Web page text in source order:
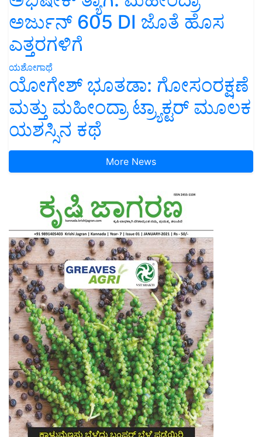
ಅರ್ಜುನ್ 605 DI ಜೊತೆ ಹೊಸ
ಎತ್ತರಗಳಿಗೆ
ಯಶೋಗಾಥೆ
ಯೋಗೇಶ್ ಭೂತಡಾ: ಗೋಸಂರಕ್ಷಣೆ
ಮತ್ತು ಮಹೀಂದ್ರಾ ಟ್ರ್ಯಾಕ್ಟರ್ ಮೂಲಕ
ಯಶಸ್ಸಿನ ಕಥೆ
More News